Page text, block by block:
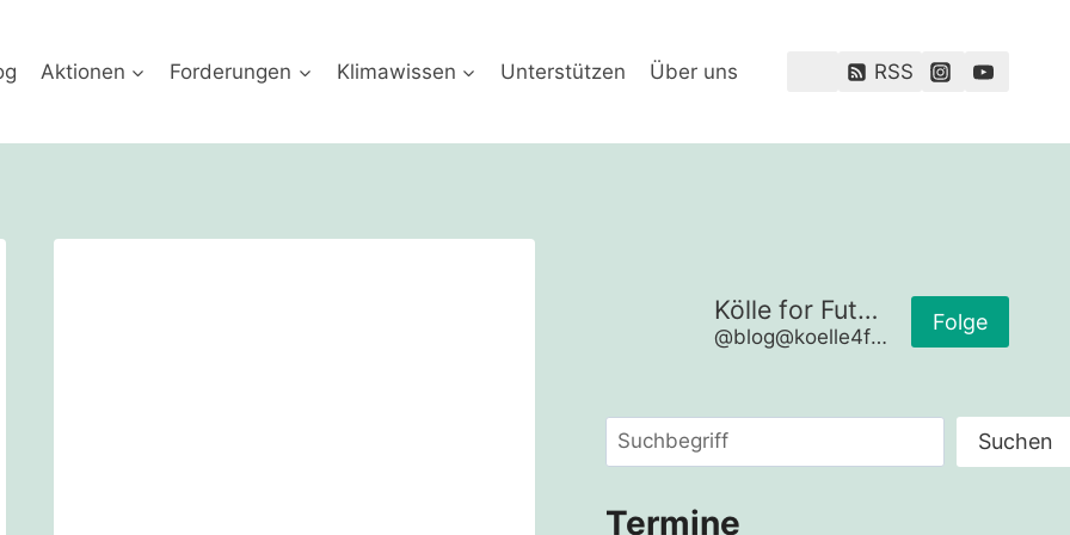
Aktionen Forderungen Klimawissen Unterstützen Über uns RSS
Kölle for Future
@blog@koelle4future.de
Folge
Suchen Suchen
Termine